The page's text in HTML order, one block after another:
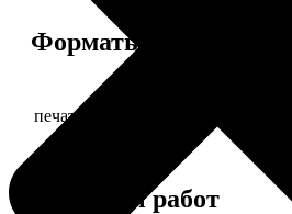
Форматы и цены
печать фото на холсте с
Примеры работ